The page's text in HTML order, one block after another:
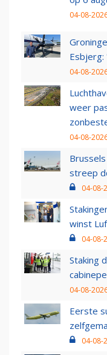
04-08-
04-08-
weer
04-08-
streep
04-08-
winst
04-08-
Staking
04-08-
Eerste
04-08-